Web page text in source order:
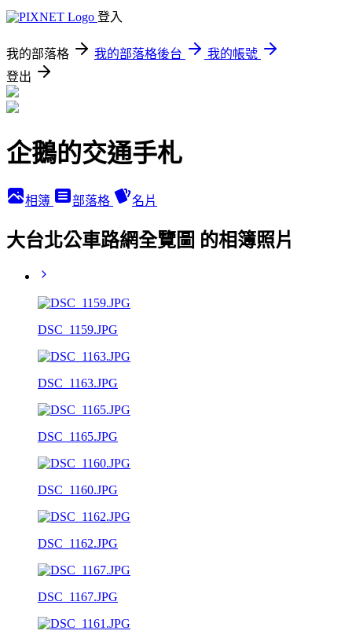
登入
我的部落格 我的部落格後台
我的帳號
登出
企鵝的交通手札
相簿 部落格 名片
大台北公車路網全覽圖 的相簿照片
DSC_1159.JPG
DSC_1163.JPG
DSC_1165.JPG
DSC_1160.JPG
DSC_1162.JPG
DSC_1167.JPG